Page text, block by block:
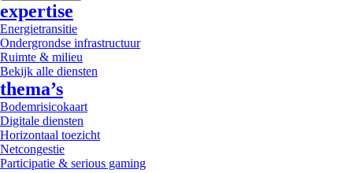
expertise
Energietransitie
Ondergrondse infrastructuur
Ruimte & milieu
Bekijk alle diensten
thema’s
Bodemrisicokaart
Digitale diensten
Horizontaal toezicht
Netcongestie
Participatie & serious gaming